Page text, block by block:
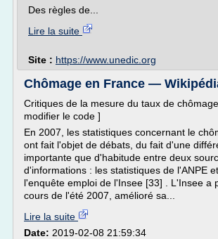
Des règles de...
Lire la suite
Site : https://www.unedic.org
Chômage en France —
Critiques de la mesure du taux de
modifier le code ]
En 2007, les statistiques concernant le
ont fait l'objet de débats, du fait d'une
importante que d'habitude entre deux
d'informations : les statistiques de l'ANPE
l'enquête emploi de l'Insee [33] . L'Insee a
cours de l'été 2007, amélioré sa...
Lire la suite
Date: 2019-02-08 21:59:34